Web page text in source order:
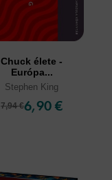
Chuck élete -
Európa...
Stephen King
7,94 €6,90 €